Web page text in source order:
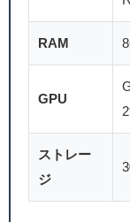
RAM
GPU
ストレー
ジ